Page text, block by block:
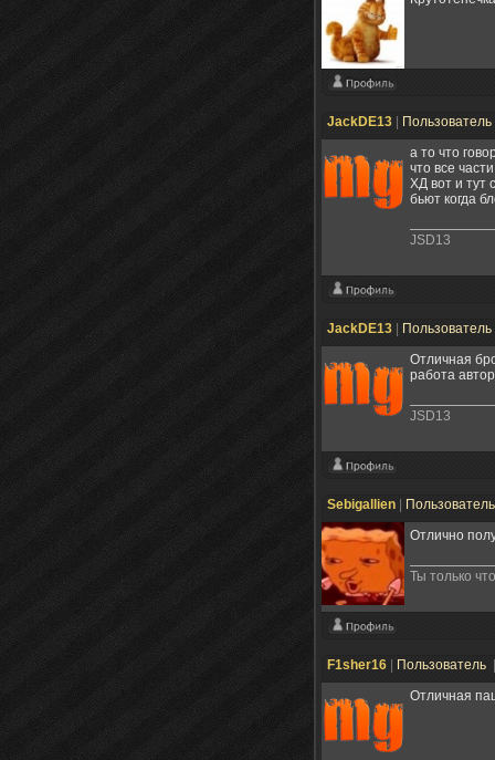
JackDE13
Пользователь
а то что
что все
ХД вот и тут
бьют когда
JSD13
JackDE13
Пользователь
Отличная
работа
JSD13
Sebigallien
Отлично
Ты только
F1sher16 Пользователь
Отличная